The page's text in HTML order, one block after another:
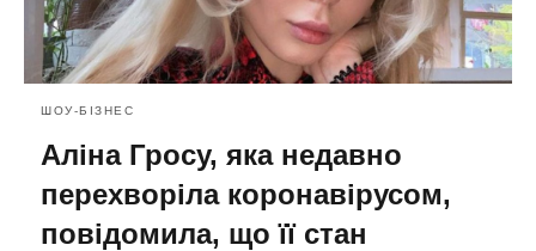
ШОУ-БІЗНЕС
Аліна Гросу, яка недавно
перехворіла коронавірусом,
повідомила, що її стан